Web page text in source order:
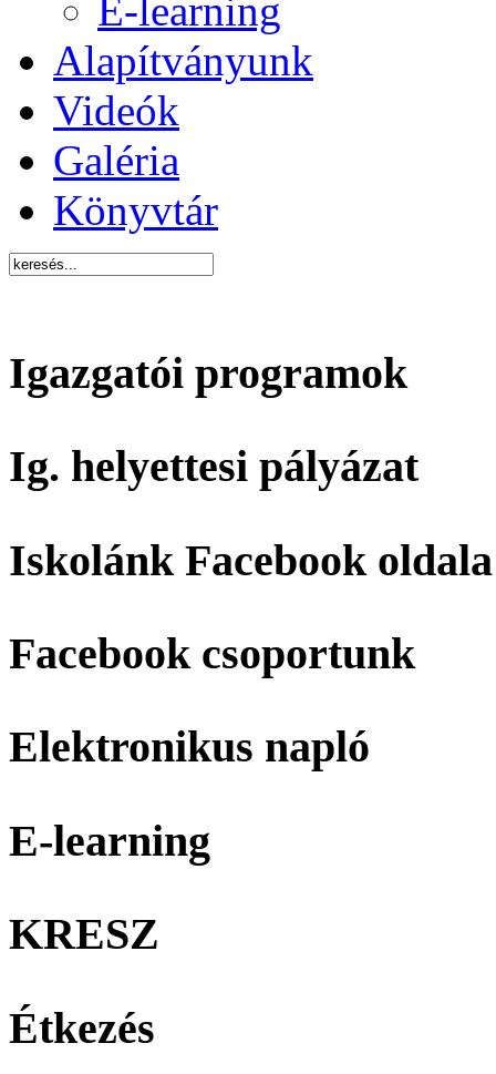
E-learning
Alapítványunk
Videók
Galéria
Könyvtár
Igazgatói programok
Ig. helyettesi pályázat
Iskolánk Facebook oldala
Facebook csoportunk
Elektronikus napló
E-learning
KRESZ
Étkezés